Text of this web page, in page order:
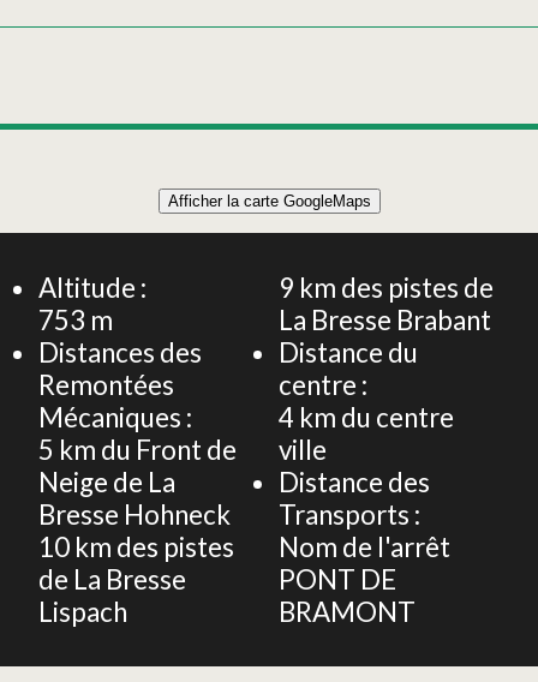
Chalet 8 personnes - Le chalet de Brâmont - Entre
montagnes et forêts
Afficher la carte GoogleMaps
Altitude :
753 m
Distances des
Remontées
Mécaniques :
5 km du Front de
Neige de La
Bresse Hohneck
10 km des pistes
de La Bresse
Lispach
9 km des pistes de
La Bresse Brabant
Distance du
centre :
4 km du centre
ville
Distance des
Transports :
Nom de l'arrêt
PONT DE
BRAMONT